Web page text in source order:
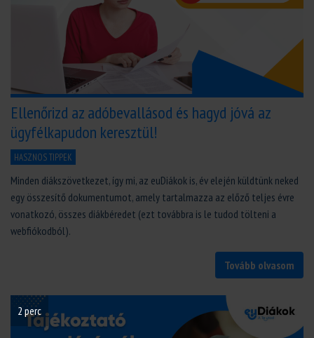
Ellenőrizd az adóbevallásod és hagyd jóvá az
ügyfélkapudon keresztül!
HASZNOS TIPPEK
Minden diákszövetkezet, így mi, az euDiákok is, év elején küldtünk neked
egy összesítő dokumentumot, amely tartalmazza az előző teljes évre
vonatkozó, összes diákbéredet (ezt továbbra is le tudod tölteni a
webfiókodból).
Tovább olvasom
2 perc